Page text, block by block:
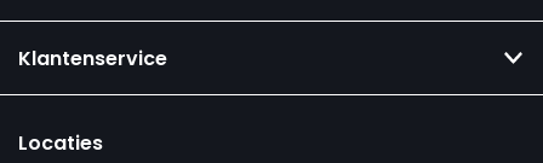
Klantenservice
Locaties